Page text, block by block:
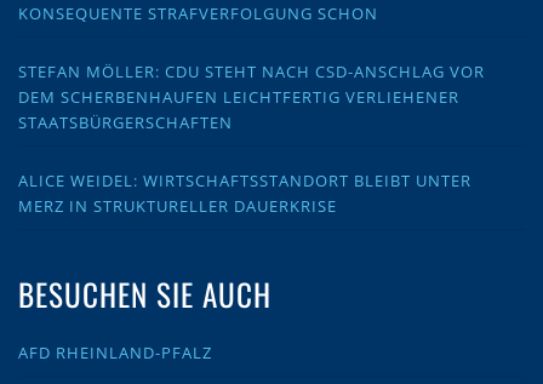
KONSEQUENTE STRAFVERFOLGUNG SCHON
STEFAN MÖLLER: CDU STEHT NACH CSD-ANSCHLAG VOR
DEM SCHERBENHAUFEN LEICHTFERTIG VERLIEHENER
STAATSBÜRGERSCHAFTEN
ALICE WEIDEL: WIRTSCHAFTSSTANDORT BLEIBT UNTER
MERZ IN STRUKTURELLER DAUERKRISE
BESUCHEN SIE AUCH
AFD RHEINLAND-PFALZ